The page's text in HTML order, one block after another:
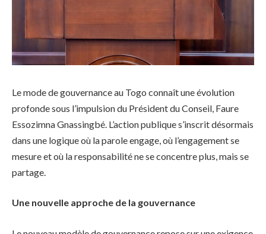
Le mode de gouvernance au Togo connaît une évolution
profonde sous l’impulsion du Président du Conseil, Faure
Essozimna Gnassingbé. L’action publique s’inscrit désormais
dans une logique où la parole engage, où l’engagement se
mesure et où la responsabilité ne se concentre plus, mais se
partage.
Une nouvelle approche de la gouvernance